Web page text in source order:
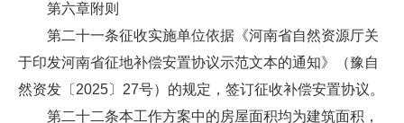
第六章附则
第二十一条征收实施单位依据《河南省自然资源厅关
于印发河南省征地补偿安置协议示范文本的通知》（豫自
然资发〔2025〕27号）的规定，签订征收补偿安置协议。
第二十二条本工作方案中的房屋面积均为建筑面积，